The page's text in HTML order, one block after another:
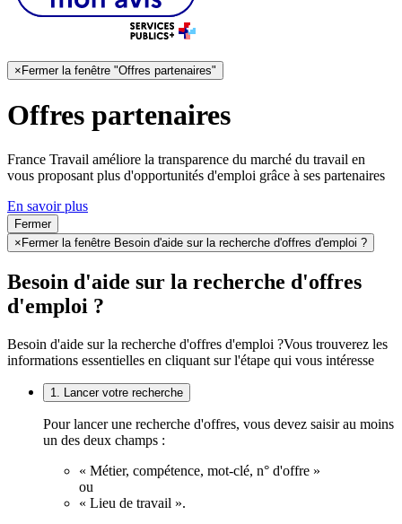
× Fermer la fenêtre "Offres partenaires"
Offres partenaires
France Travail améliore la transparence du marché du travail en
vous proposant plus d'opportunités d'emploi grâce à ses partenaires
En savoir plus
Fermer
× Fermer la fenêtre Besoin d'aide sur la recherche d'offres d'emploi ?
Besoin d'aide sur la recherche d'offres
d'emploi ?
Besoin d'aide sur la recherche d'offres d'emploi ?Vous trouverez les
informations essentielles en cliquant sur l'étape qui vous intéresse
1. Lancer votre recherche
Pour lancer une recherche d'offres, vous devez saisir au moins
un des deux champs :
« Métier, compétence, mot-clé, n° d'offre »
ou
« Lieu de travail ».